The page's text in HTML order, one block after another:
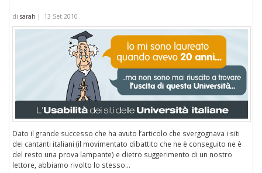
di sarah | 13 Set 2010
Dato il grande successo che ha avuto l’articolo che svergognava i siti
dei cantanti italiani (il movimentato dibattito che ne è conseguito ne è
del resto una prova lampante) e dietro suggerimento di un nostro
lettore, abbiamo rivolto lo stesso...